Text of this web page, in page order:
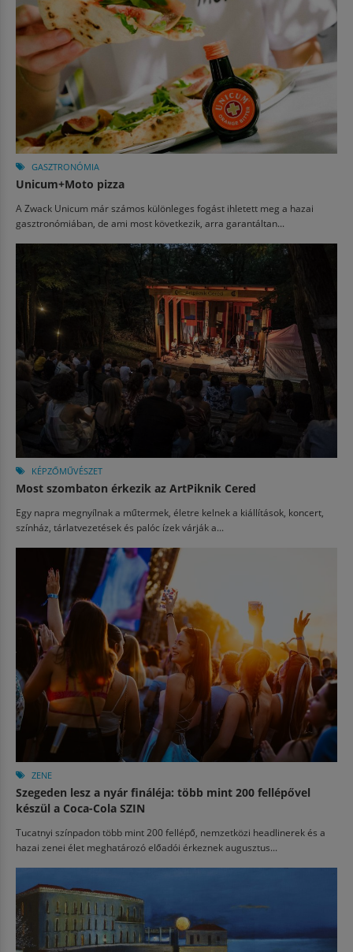
GASZTRONÓMIA
Unicum+Moto pizza
A Zwack Unicum már számos különleges fogást ihletett meg a hazai
gasztronómiában, de ami most következik, arra garantáltan...
KÉPZŐMŰVÉSZET
Most szombaton érkezik az ArtPiknik Cered
Egy napra megnyílnak a műtermek, életre kelnek a kiállítások, koncert,
színház, tárlatvezetések és palóc ízek várják a...
ZENE
Szegeden lesz a nyár fináléja: több mint 200 fellépővel
készül a Coca-Cola SZIN
Tucatnyi színpadon több mint 200 fellépő, nemzetközi headlinerek és a
hazai zenei élet meghatározó előadói érkeznek augusztus...